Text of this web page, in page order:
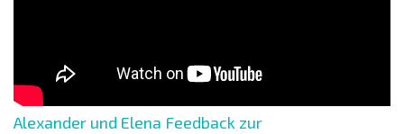
Alexander und Elena Feedback zur